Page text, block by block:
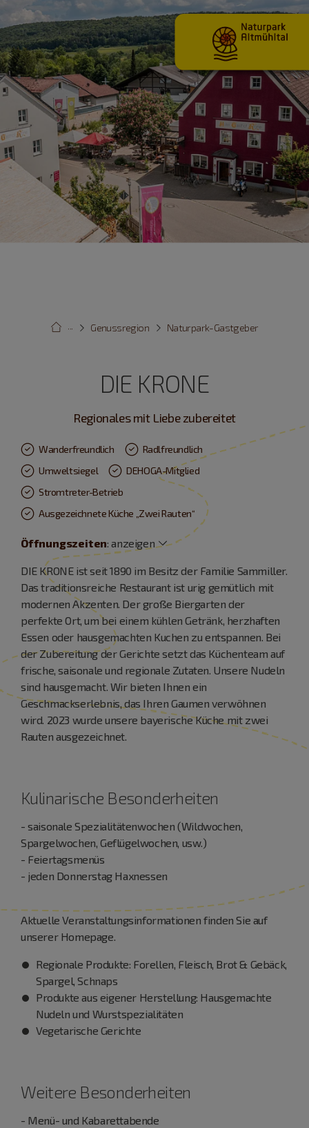
Naturpark-Gastgeber
Genussregion
···
DIE KRONE
Regionales mit Liebe zubereitet
Wanderfreundlich
Radlfreundlich
Umweltsiegel
DEHOGA-Mitglied
Stromtreter-Betrieb
Ausgezeichnete Küche „Zwei Rauten“
Öffnungszeiten:anzeigen
DIE KRONE ist seit 1890 im Besitz der Familie Sammiller.
Das traditionsreiche Restaurant ist urig gemütlich mit
modernen Akzenten. Der große Biergarten der
perfekte Ort, um bei einem kühlen Getränk, herzhaften
Essen oder hausgemachten Kuchen zu entspannen. Bei
der Zubereitung der Gerichte setzt das Küchenteam auf
frische, saisonale und regionale Zutaten. Unsere Nudeln
sind hausgemacht. Wir bieten Ihnen ein
Geschmackserlebnis, das Ihren Gaumen verwöhnen
wird. 2023 wurde unsere bayerische Küche mit zwei
Rauten ausgezeichnet.
Kulinarische Besonderheiten
- saisonale Spezialitätenwochen (Wildwochen,
Spargelwochen, Geflügelwochen, usw.)
- Feiertagsmenüs
- jeden Donnerstag Haxnessen
Aktuelle Veranstaltungsinformationen finden Sie auf
unserer Homepage.
Regionale Produkte: Forellen, Fleisch, Brot & Gebäck,
Spargel, Schnaps
Produkte aus eigener Herstellung: Hausgemachte
Nudeln und Wurstspezialitäten
Vegetarische Gerichte
Weitere Besonderheiten
- Menü- und Kabarettabende